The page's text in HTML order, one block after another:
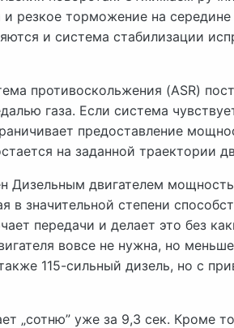
резкое торможение на середине
и система стабилизации
противоскольжения (ASR)
газа. Если система
предоставление
на заданной траектории
Дизельным двигателем
значительной степени
передачи и делает это без
вовсе не нужна, но
115-сильный дизель, но с
„сотню” уже за 9,3 сек. Кроме